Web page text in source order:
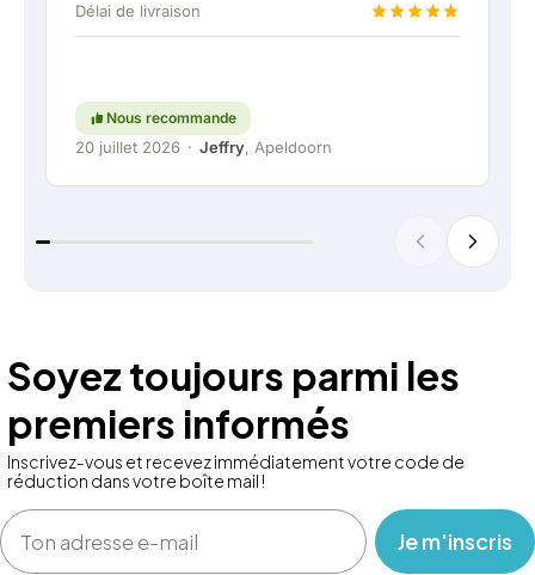
super, évidemment. En bref : une entreprise très
Délai de livraison
Nous recommande
20 juillet 2026 · Jeffry, Apeldoorn
Soyez toujours parmi les
premiers informés
Inscrivez-vous et recevez immédiatement votre code de
réduction dans votre boîte mail !
Email
‎ ‎ ‎ Je m'inscris ‎ ‎ ‎